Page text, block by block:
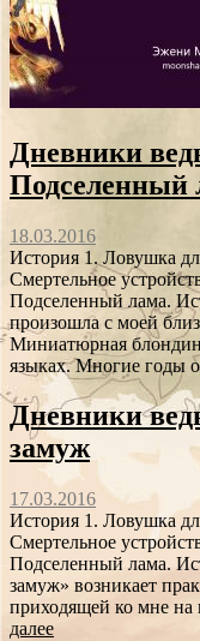
Дневники
Подселенный
18.03.2016
История 1. Ловушка
Смертельное
Подселенный лама.
произошла с моей
Миниатюрная
языках. Многие годы
Дневники
замуж
17.03.2016
История 1. Ловушка
Смертельное
Подселенный лама.
замуж» возникает
приходящей ко мне
далее